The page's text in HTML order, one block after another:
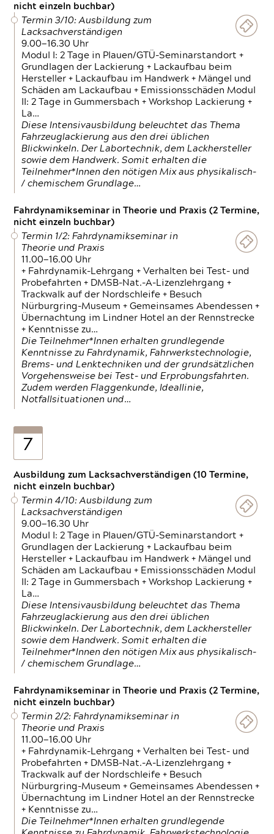
nicht einzeln buchbar)
Termin 3/10: Ausbildung zum
Lacksachverständigen
9.00—16.30 Uhr
Modul I: 2 Tage in Plauen/GTÜ-Seminarstandort +
Grundlagen der Lackierung + Lackaufbau beim
Hersteller + Lackaufbau im Handwerk + Mängel und
Schäden am Lackaufbau + Emissionsschäden Modul
II: 2 Tage in Gummersbach + Workshop Lackierung +
La…
Diese Intensivausbildung beleuchtet das Thema
Fahrzeuglackierung aus den drei üblichen
Blickwinkeln. Der Labortechnik, dem Lackhersteller
sowie dem Handwerk. Somit erhalten die
Teilnehmer*Innen den nötigen Mix aus physikalisch-
/ chemischem Grundlage…
Fahrdynamikseminar in Theorie und Praxis (2 Termine,
nicht einzeln buchbar)
Termin 1/2: Fahrdynamikseminar in
Theorie und Praxis
11.00—16.00 Uhr
+ Fahrdynamik-Lehrgang + Verhalten bei Test- und
Probefahrten + DMSB-Nat.-A-Lizenzlehrgang +
Trackwalk auf der Nordschleife + Besuch
Nürburgring-Museum + Gemeinsames Abendessen +
Übernachtung im Lindner Hotel an der Rennstrecke
+ Kenntnisse zu…
Die Teilnehmer*Innen erhalten grundlegende
Kenntnisse zu Fahrdynamik, Fahrwerkstechnologie,
Brems- und Lenktechniken und der grundsätzlichen
Vorgehensweise bei Test- und Erprobungsfahrten.
Zudem werden Flaggenkunde, Ideallinie,
Notfallsituationen und…
7
Ausbildung zum Lacksachverständigen (10 Termine,
nicht einzeln buchbar)
Termin 4/10: Ausbildung zum
Lacksachverständigen
9.00—16.30 Uhr
Modul I: 2 Tage in Plauen/GTÜ-Seminarstandort +
Grundlagen der Lackierung + Lackaufbau beim
Hersteller + Lackaufbau im Handwerk + Mängel und
Schäden am Lackaufbau + Emissionsschäden Modul
II: 2 Tage in Gummersbach + Workshop Lackierung +
La…
Diese Intensivausbildung beleuchtet das Thema
Fahrzeuglackierung aus den drei üblichen
Blickwinkeln. Der Labortechnik, dem Lackhersteller
sowie dem Handwerk. Somit erhalten die
Teilnehmer*Innen den nötigen Mix aus physikalisch-
/ chemischem Grundlage…
Fahrdynamikseminar in Theorie und Praxis (2 Termine,
nicht einzeln buchbar)
Termin 2/2: Fahrdynamikseminar in
Theorie und Praxis
11.00—16.00 Uhr
+ Fahrdynamik-Lehrgang + Verhalten bei Test- und
Probefahrten + DMSB-Nat.-A-Lizenzlehrgang +
Trackwalk auf der Nordschleife + Besuch
Nürburgring-Museum + Gemeinsames Abendessen +
Übernachtung im Lindner Hotel an der Rennstrecke
+ Kenntnisse zu…
Die Teilnehmer*Innen erhalten grundlegende